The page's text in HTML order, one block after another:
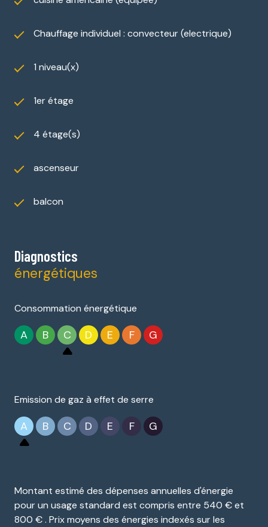
Chauffage individuel : convecteur (electrique)
1 niveau(x)
1er étage
4 étage(s)
ascenseur
balcon
Diagnostics
énergétiques
Consommation énergétique
A B C D E F G
Emission de gaz à effet de serre
A B C D E F G
Montant estimé des dépenses annuelles d'énergie
pour un usage standard est compris entre 540 € et
800 € . Prix moyens des énergies indexés sur les